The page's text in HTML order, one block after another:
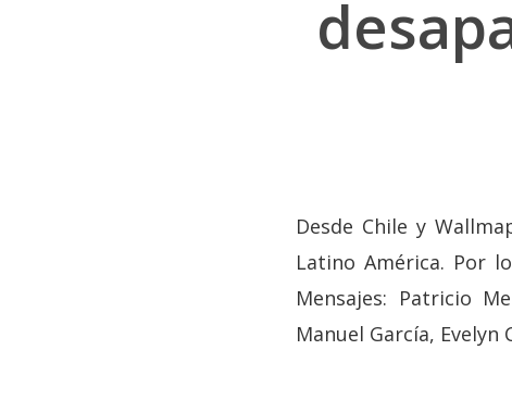
Hit enter to search or ESC to close
Desde Chile y
Latino América. Por
Mensajes: Patricio
Manuel García,